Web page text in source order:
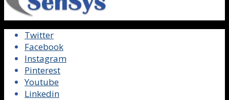
Twitter
Facebook
Instagram
Pinterest
Youtube
Linkedin